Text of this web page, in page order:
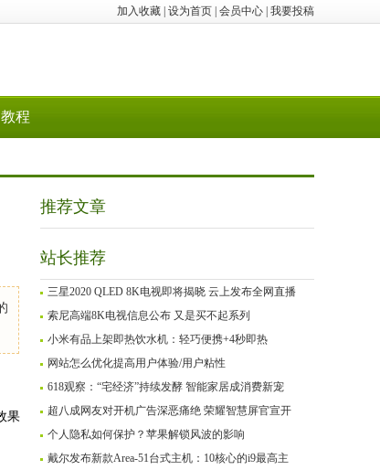
加入收藏 设为首页 会员中心 我要投稿
教程
果
推荐文章
站长推荐
三星2020 QLED 8K电视即将揭晓 云上发布全网直播
索尼高端8K电视信息公布 又是买不起系列
小米有品上架即热饮水机：轻巧便携+4秒即热
网站怎么优化提高用户体验/用户粘性
618观察：“宅经济”持续发酵 智能家居成消费新宠
超八成网友对开机广告深恶痛绝 荣耀智慧屏官宣开
个人隐私如何保护？苹果解锁风波的影响
戴尔发布新款Area-51台式主机：10核心的i9最高主